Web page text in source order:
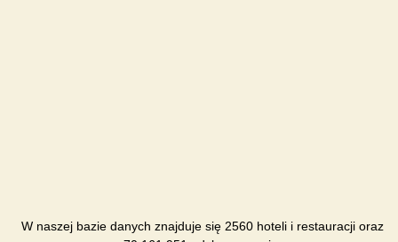
W naszej bazie danych znajduje się 2560 hoteli i restauracji oraz